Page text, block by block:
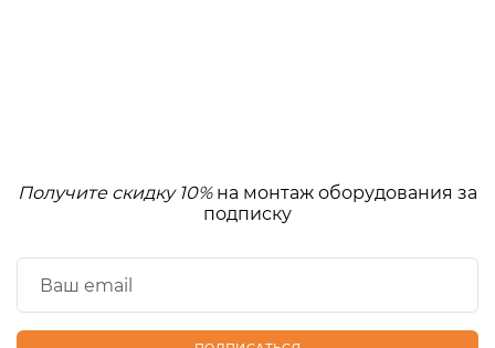
Получите скидку 10%на монтаж оборудования за
подписку